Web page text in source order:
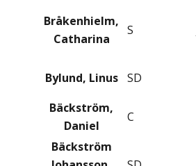
Bråkenhielm,
Catharina
S
Bylund, Linus SD
Bäckström,
Daniel
C
Bäckström